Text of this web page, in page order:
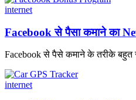
internet
Facebook से पैसा कमाने का
Facebook से पैसे कमाने के तरीके
internet